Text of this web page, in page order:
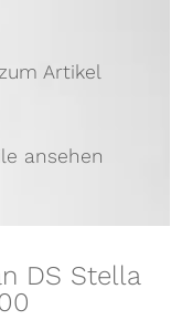
Artikel
ansehen
DS Stella